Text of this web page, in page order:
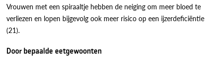
Vrouwen met een spiraaltje hebben de neiging om meer bloed te
verliezen en lopen bijgevolg ook meer risico op een ijzerdeficiëntie
(21).
Door bepaalde eetgewoonten